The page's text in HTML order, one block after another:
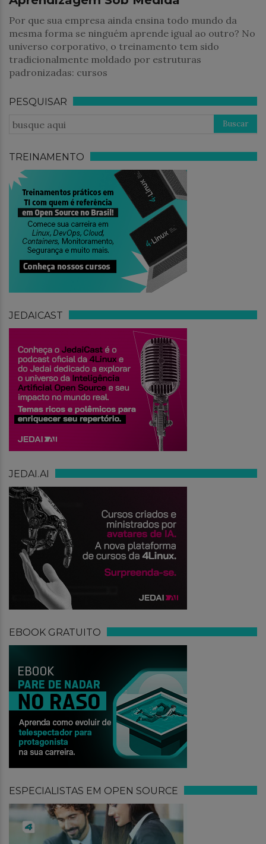
Por que sua empresa ainda ensina todo mundo da
mesma forma se ninguém aprende igual ao outro? No
universo corporativo, o treinamento tem sido
tradicionalmente moldado por estruturas
padronizadas: cursos
PESQUISAR
TREINAMENTO
JEDAICAST
JEDAI.AI
EBOOK GRATUITO
ESPECIALISTAS EM OPEN SOURCE